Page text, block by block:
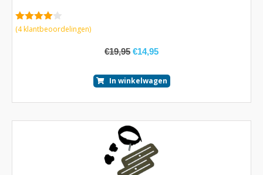
4.25van
(4klantbeoordelingen)
€19,95 €14,95
In winkelwagen